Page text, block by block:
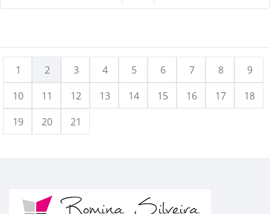
1 2 3 4 5 6 7 8
9
10
11 12 13 14 15 16 17
18
19
20 21